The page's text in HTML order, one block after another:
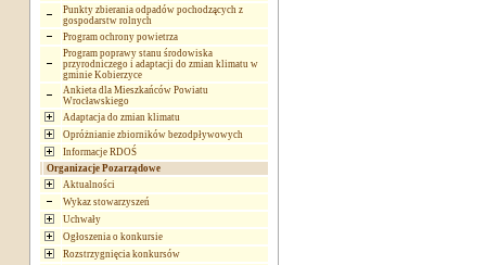
Punkty zbierania odpadów pochodzących z
gospodarstw rolnych
Program ochrony powietrza
Program poprawy stanu środowiska
przyrodniczego i adaptacji do zmian klimatu w
gminie Kobierzyce
Ankieta dla Mieszkańców Powiatu
Wrocławskiego
Adaptacja do zmian klimatu
Opróżnianie zbiorników bezodpływowych
Informacje RDOŚ
Organizacje Pozarządowe
Aktualności
Wykaz stowarzyszeń
Uchwały
Ogłoszenia o konkursie
Rozstrzygnięcia konkursów